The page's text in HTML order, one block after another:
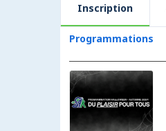
Inscription
Programmations